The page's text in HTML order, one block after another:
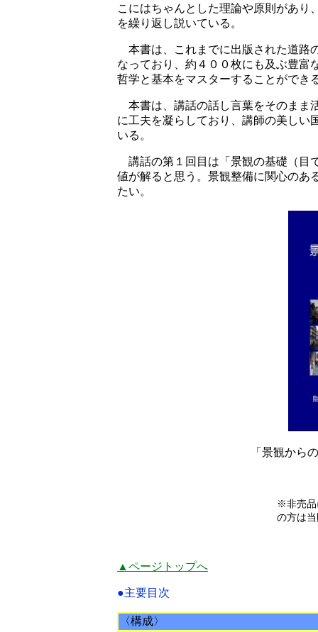
こにはちゃんとした理論や原則があり
を繰り返し説いている。
本書は、これまでに出版された道路
なっており、約４００枚にも及ぶ豊富
哲学と基本をマスターすることができ
本書は、講話の話し言葉をそのまま
に工夫を凝らしており、講師の美しい
いる。
講話の第１回目は「景観の基礎（目
値が解ると思う。景観整備に関心のあ
たい。
「景観か
※非売品
の方は
▲ページトップへ
●主要目次
〈構成〉